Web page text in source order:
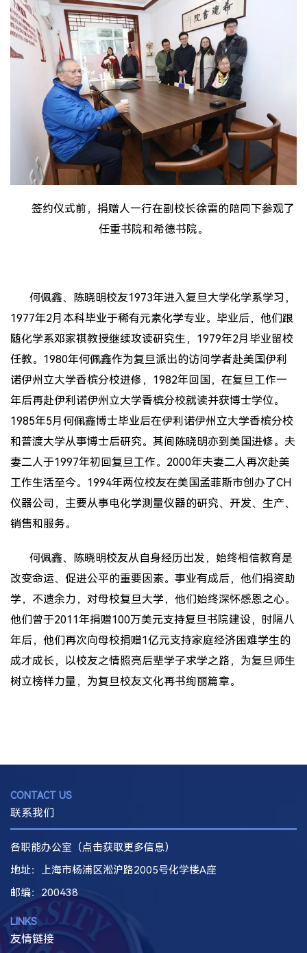
签约仪式前，捐赠人一行在副校长徐雷的陪同下参观了
任重书院和希德书院。
何佩鑫、陈晓明校友1973年进入复旦大学化学系学习，
1977年2月本科毕业于稀有元素化学专业。毕业后，他们跟
随化学系邓家祺教授继续攻读研究生，1979年2月毕业留校
任教。1980年何佩鑫作为复旦派出的访问学者赴美国伊利
诺伊州立大学香槟分校进修，1982年回国，在复旦工作一
年后再赴伊利诺伊州立大学香槟分校就读并获博士学位。
1985年5月何佩鑫博士毕业后在伊利诺伊州立大学香槟分校
和普渡大学从事博士后研究。其间陈晓明亦到美国进修。夫
妻二人于1997年初回复旦工作。2000年夫妻二人再次赴美
工作生活至今。1994年两位校友在美国孟菲斯市创办了CH
仪器公司，主要从事电化学测量仪器的研究、开发、生产、
销售和服务。
何佩鑫、陈晓明校友从自身经历出发，始终相信教育是
改变命运、促进公平的重要因素。事业有成后，他们捐资助
学，不遗余力，对母校复旦大学，他们始终深怀感恩之心。
他们曾于2011年捐赠100万美元支持复旦书院建设，时隔八
年后，他们再次向母校捐赠1亿元支持家庭经济困难学生的
成才成长，以校友之情照亮后辈学子求学之路，为复旦师生
树立榜样力量，为复旦校友文化再书绚丽篇章。
CONTACT US
联系我们
各职能办公室（点击获取更多信息）
地址：上海市杨浦区淞沪路2005号化学楼A座
邮编：200438
LINKS
友情链接